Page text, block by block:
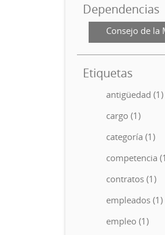
Dependencias
Consejo de la
Etiquetas
antigüedad (1)
cargo (1)
categoría (1)
competencia
contratos (1)
empleados (1)
empleo (1)